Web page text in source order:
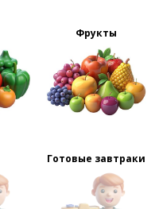
Фрукты
Готовые завтраки